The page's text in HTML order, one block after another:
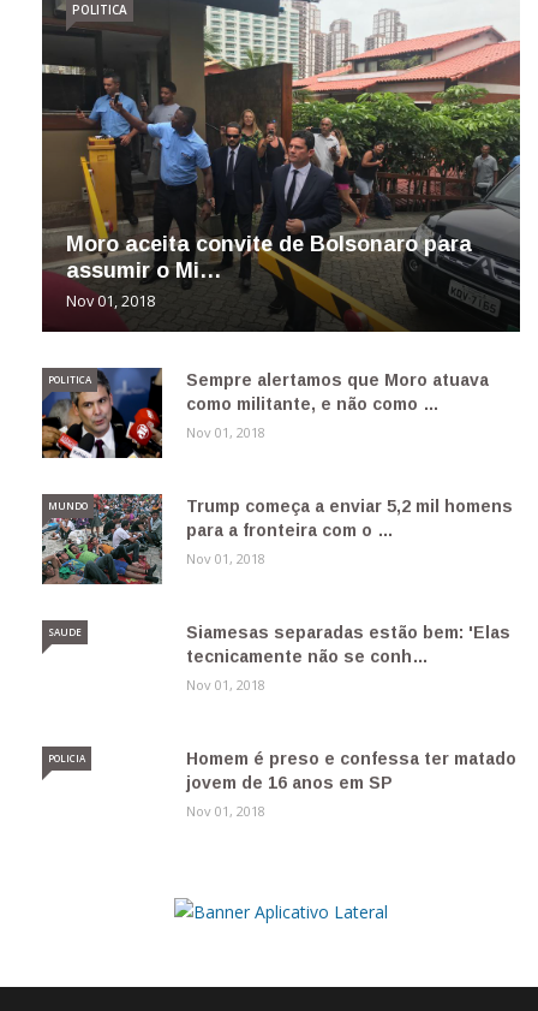
Moro aceita convite de Bolsonaro para
assumir o Mi…
Nov 01, 2018
POLITICA
Sempre alertamos que Moro atuava
como militante, e não como …
POLITICA
Nov 01, 2018
Trump começa a enviar 5,2 mil homens
para a fronteira com o …
MUNDO
Nov 01, 2018
Siamesas separadas estão bem: 'Elas
tecnicamente não se conh…
SAUDE
Nov 01, 2018
Homem é preso e confessa ter matado
jovem de 16 anos em SP
POLICIA
Nov 01, 2018